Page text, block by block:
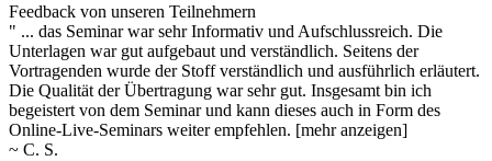
Feedback von unseren Teilnehmern
" ... das Seminar war sehr Informativ und Aufschlussreich. Die
Unterlagen war gut aufgebaut und verständlich. Seitens der
Vortragenden wurde der Stoff verständlich und ausführlich erläutert.
Die Qualität der Übertragung war sehr gut. Insgesamt bin ich
begeistert von dem Seminar und kann dieses auch in Form des
Online-Live-Seminars weiter empfehlen. [mehr anzeigen]
~ C. S.